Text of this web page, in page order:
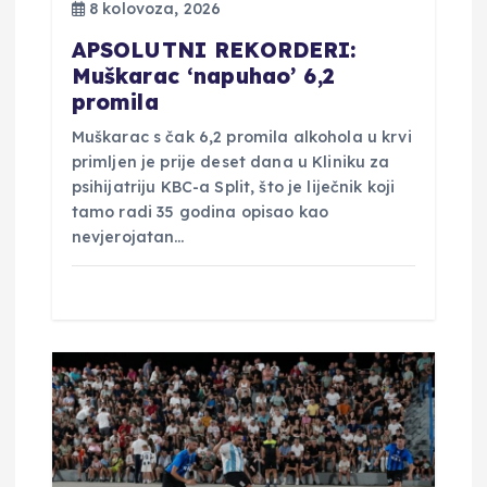
8 kolovoza, 2026
APSOLUTNI REKORDERI:
Muškarac ‘napuhao’ 6,2
promila
Muškarac s čak 6,2 promila alkohola u krvi
primljen je prije deset dana u Kliniku za
psihijatriju KBC-a Split, što je liječnik koji
tamo radi 35 godina opisao kao
nevjerojatan…